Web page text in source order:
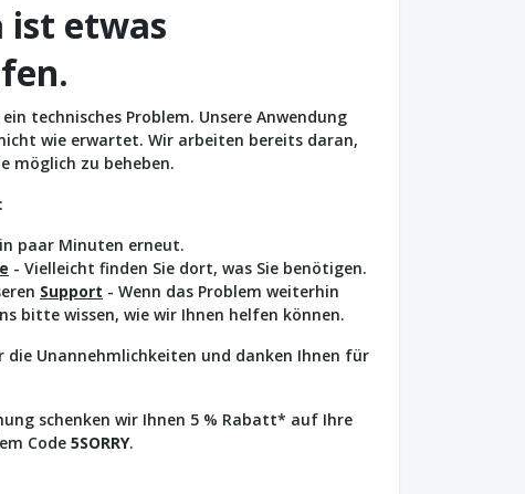
ist etwas
technisches Problem. Unsere Anwendung
wie erwartet. Wir arbeiten bereits daran,
möglich zu beheben.
paar Minuten erneut.
- Vielleicht finden Sie dort, was Sie benötigen.
Support - Wenn das Problem weiterhin
bitte wissen, wie wir Ihnen helfen können.
die Unannehmlichkeiten und danken Ihnen für
schenken wir Ihnen 5 % Rabatt* auf Ihre
Code 5SORRY.